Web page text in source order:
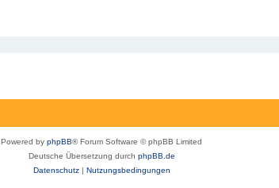
Powered by phpBB® Forum Software © phpBB Limited
Deutsche Übersetzung durch phpBB.de
Datenschutz| Nutzungsbedingungen